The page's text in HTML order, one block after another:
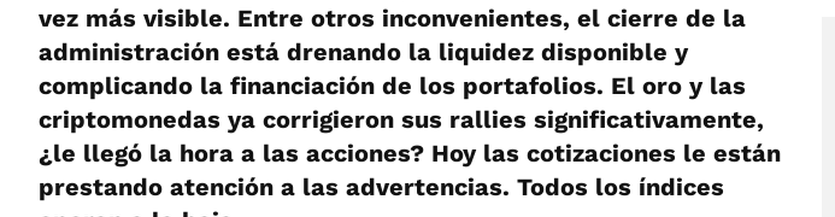
vez más visible. Entre otros inconvenientes, el cierre de la
administración está drenando la liquidez disponible y
complicando la financiación de los portafolios. El oro y las
criptomonedas ya corrigieron sus rallies significativamente,
¿le llegó la hora a las acciones? Hoy las cotizaciones le están
prestando atención a las advertencias. Todos los índices